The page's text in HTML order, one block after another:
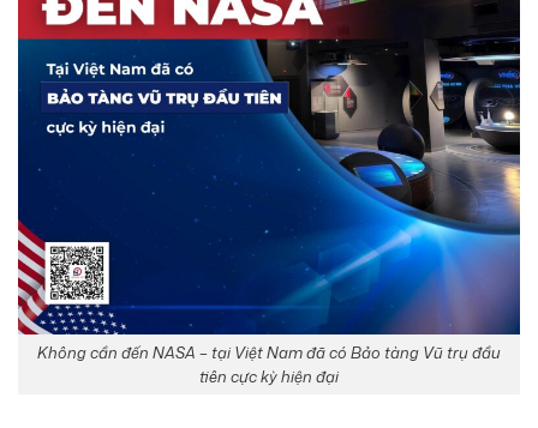
Không cần đến NASA – tại Việt Nam đã có Bảo tàng Vũ trụ đầu
tiên cực kỳ hiện đại